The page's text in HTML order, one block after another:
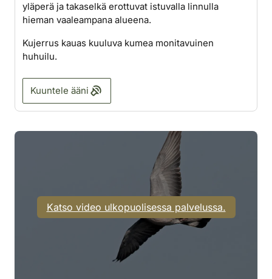
yläperä ja takaselkä erottuvat istuvalla linnulla
hieman vaaleampana alueena.
Kujerrus kauas kuuluva kumea monitavuinen
huhuilu.
Kuuntele ääni
Katso video ulkopuolisessa palvelussa.